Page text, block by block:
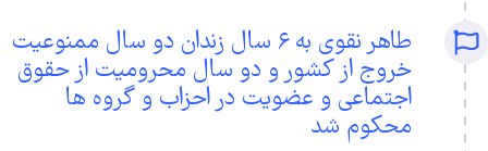
طاهر نقوی به ۶ سال زندان دو سال ممنوعیت‌
خروج‌ از‌ کشور‌ و‌ دو‌ سال محرومیت از حقوق
اجتماعی و عضویت در احزاب و گروه‌ ها
محکوم شد